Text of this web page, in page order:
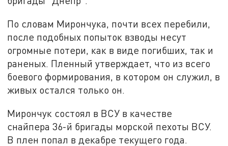
По словам Мирончука, почти всех перебили,
после подобных попыток взводы несут
огромные потери, как в виде погибших, так и
раненых. Пленный утверждает, что из всего
боевого формирования, в котором он служил, в
живых остался только он.
Мирончук состоял в ВСУ в качестве
снайпера 36-й бригады морской пехоты ВСУ.
В плен попал в декабре текущего года.